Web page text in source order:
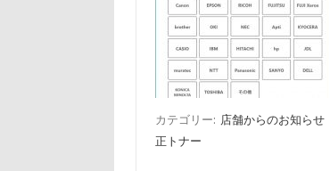
カテゴリー: 店舗からのお知らせ
正トナー